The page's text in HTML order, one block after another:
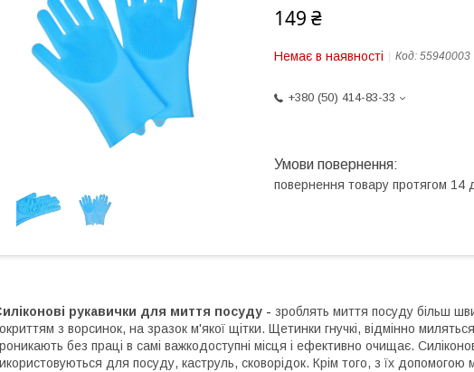
149 ₴
Немає в наявності Код: 55940003
+380 (50) 414-83-33
повернення товару протягом 14
рукавички для миття посуду - зроблять миття посуду більш
з ворсинок, на зразок м'якої щітки. Щетинки гнучкі, відмінно
без праці в самі важкодоступні місця і ефективно очищає.
для посуду, каструль, сковорідок. Крім того, з їх